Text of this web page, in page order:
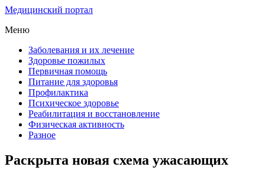
Медицинский портал
Меню
Заболевания и их лечение
Здоровье пожилых
Первичная помощь
Питание для здоровья
Профилактика
Психическое здоровье
Реабилитация и восстановление
Физическая активность
Разное
Раскрыта новая схема ужасающих